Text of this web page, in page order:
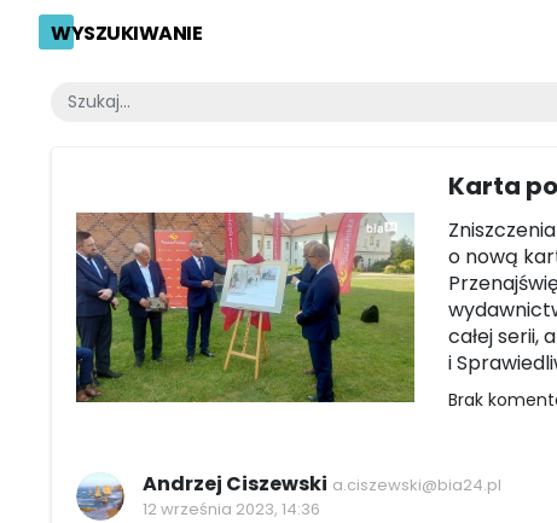
WYSZUKIWANIE
Karta
o nową
całej serii,
i
Brak
Andrzej Ciszewski a.ciszewski@bia24.pl
12 września 2023, 14:36